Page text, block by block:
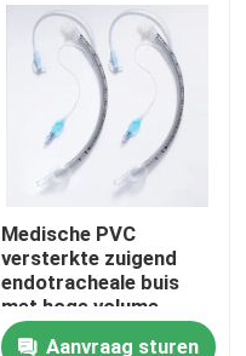
Medische PVC
versterkte zuigend
endotracheale buis
met hoge volume
manchet ETT PU met
Aanvraag sturen